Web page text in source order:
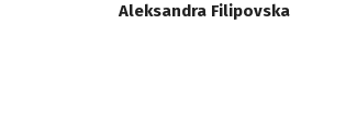
Aleksandra Filipovska